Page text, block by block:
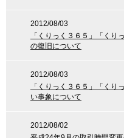
2012/08/03
「くりっく３６５」「く
の復旧について
2012/08/03
「くりっく３６５」「くり
い事象について
2012/08/02